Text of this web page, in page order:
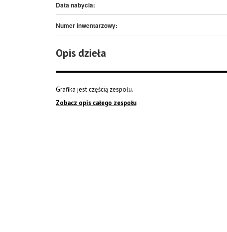
Data nabycia:
Numer inwentarzowy:
Opis dzieła
Grafika jest częścią zespołu.
Zobacz opis całego zespołu